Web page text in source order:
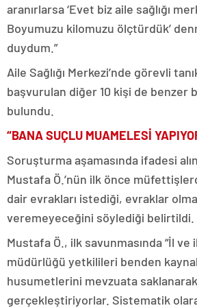
aranırlarsa ‘Evet biz aile sağlığı
Boyumuzu kilomuzu ölçtürdük’
duydum.”
Aile Sağlığı Merkezi’nde görevli
başvurulan diğer 10 kişi de benzer
bulundu.
“BANA SUÇLU MUAMELESİ
Soruşturma aşamasında ifadesi
Mustafa Ö.’nün ilk önce
dair evrakları istediği, evraklar
veremeyeceğini söylediği belirtildi.
Mustafa Ö., ilk savunmasında “İl ve
müdürlüğü yetkilileri benden
husumetlerini mevzuata saklanarak
gerçekleştiriyorlar. Sistematik